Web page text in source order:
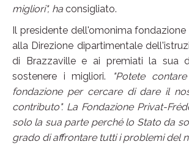
migliori", ha consigliato.
Il presidente dell'omonima fondazione
alla Direzione dipartimentale
di Brazzaville e ai premiati la sua
sostenere i migliori.
"Potete
fondazione per cercare di dare il
contributo". La Fondazione Privat-
solo la sua parte perché lo Stato da
grado di affrontare tutti i problemi del